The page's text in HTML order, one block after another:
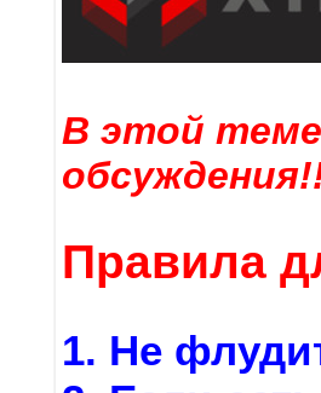
В этой
Правила
1. Не